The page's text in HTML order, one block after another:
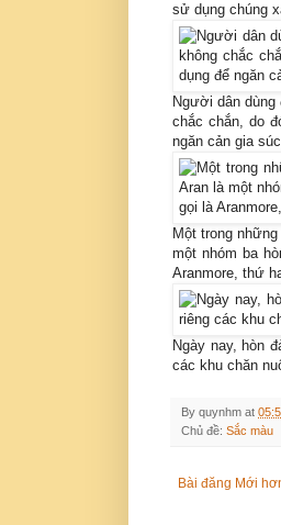
sử dụng chúng
Người dân
chắc chắn, do
ngăn cản gia
Một trong
một nhóm ba
Aranmore, thứ
Ngày nay, hòn
các khu chăn
By quynhm at
Chủ đề: Sắc màu
Bài đăng Mới